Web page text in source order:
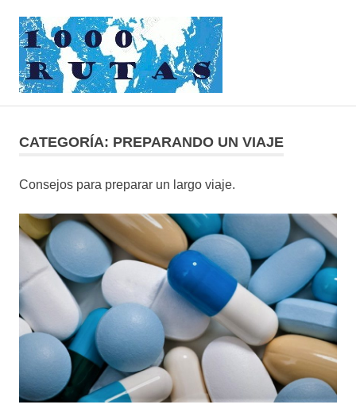
contenido
ruedas
CATEGORÍA: PREPARANDO UN VIAJE
Consejos para preparar un largo viaje.